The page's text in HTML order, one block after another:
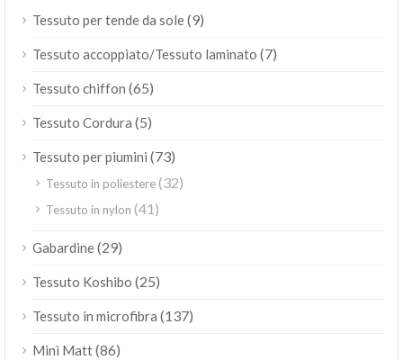
Tessuto per tende da sole(9)
Tessuto accoppiato/Tessuto laminato (7)
Tessuto chiffon (65)
Tessuto Cordura (5)
Tessuto per piumini (73)
Tessuto in poliestere(32)
Tessuto in nylon (41)
Gabardine(29)
Tessuto Koshibo (25)
Tessuto in microfibra (137)
Mini Matt(86)